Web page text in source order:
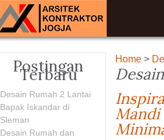
Home >
Mandi
Postingan
Terbaru
Desain Rumah 2 Lantai
Bapak Iskandar di
Sleman
Desain Rumah dan